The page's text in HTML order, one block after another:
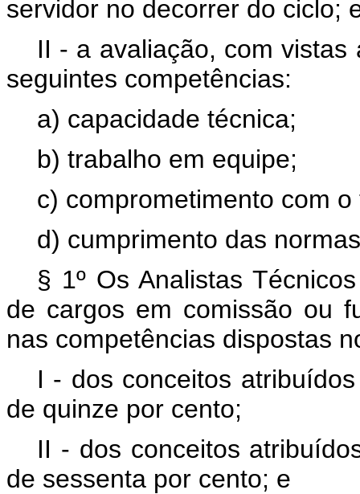
servidor no decorrer do ciclo;
II - a avaliação, com
seguintes competências:
a) capacidade técnica;
b) trabalho em equipe;
c) comprometimento com
d) cumprimento das
§ 1º Os Analistas
de cargos em comissão ou
nas competências dispostas
I - dos conceitos
de quinze por cento;
II - dos conceitos
de sessenta por cento; e